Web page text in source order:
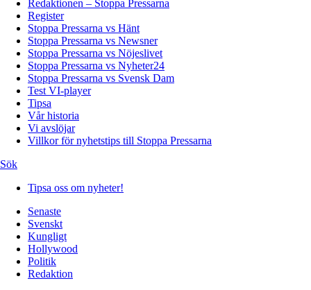
Redaktionen – Stoppa Pressarna
Register
Stoppa Pressarna vs Hänt
Stoppa Pressarna vs Newsner
Stoppa Pressarna vs Nöjeslivet
Stoppa Pressarna vs Nyheter24
Stoppa Pressarna vs Svensk Dam
Test VI-player
Tipsa
Vår historia
Vi avslöjar
Villkor för nyhetstips till Stoppa Pressarna
Sök
Tipsa oss om nyheter!
Senaste
Svenskt
Kungligt
Hollywood
Politik
Redaktion